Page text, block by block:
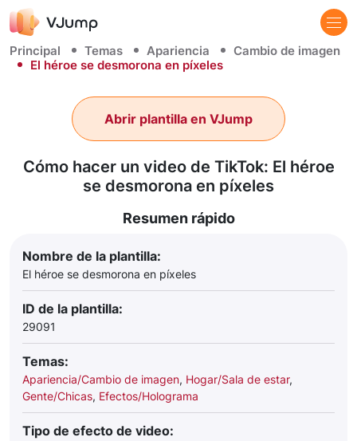
Principal Temas Apariencia
Cambio de imagen
El héroe se desmorona en píxeles
Cómo hacer un video de TikTok: El héroe
se desmorona en píxeles
Abrir plantilla en VJump
Resumen rápido
Nombre de la plantilla:
El héroe se desmorona en píxeles
ID de la plantilla:
29091
Temas:
Apariencia/Cambio de imagen, Hogar/Sala de estar,
Gente/Chicas, Efectos/Holograma
Tipo de efecto de video: